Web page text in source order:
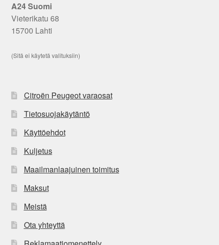
A24 Suomi
Vieterikatu 68
15700 Lahti
(Sitä ei käytetä valituksiin)
Citroën Peugeot varaosat
Tietosuojakäytäntö
Käyttöehdot
Kuljetus
Maailmanlaajuinen toimitus
Maksut
Meistä
Ota yhteyttä